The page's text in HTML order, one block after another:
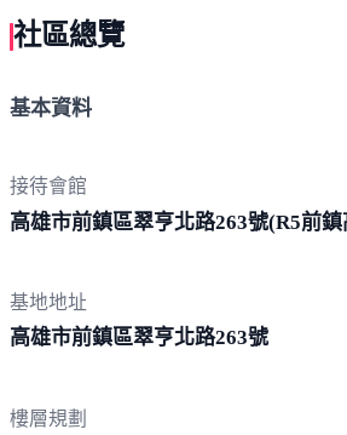
社區總覽
基本資料
接待會館
高雄市前鎮區翠亨北路263號(R5前鎮
基地地址
高雄市前鎮區翠亨北路263號
樓層規劃